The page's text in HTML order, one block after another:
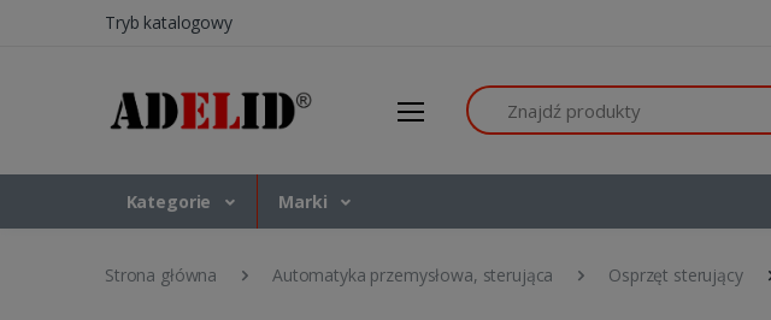
Tryb katalogowy
Szukaj
Kategorie Marki
Strona główna Automatyka przemysłowa, sterująca Osprzęt sterujący